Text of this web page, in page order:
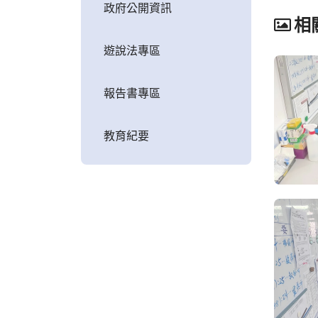
政府公開資訊
遊說法專區
報告書專區
教育紀要
相